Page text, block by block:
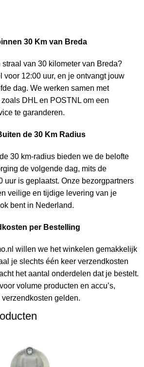
30 Km van Breda
van 30 kilometer van Breda?
voor 12:00 uur, en je ontvangt jouw
dag. We werken samen met
DHL en POSTNL om een
te garanderen.
de 30 Km Radius
30 km-radius bieden we de belofte
de volgende dag, mits de
uur is geplaatst. Onze bezorgpartners
veilige en tijdige levering van je
bent in Nederland.
per Bestelling
willen we het winkelen gemakkelijk
je slechts één keer verzendkosten
het aantal onderdelen dat je bestelt.
volume producten en accu’s,
gelden.